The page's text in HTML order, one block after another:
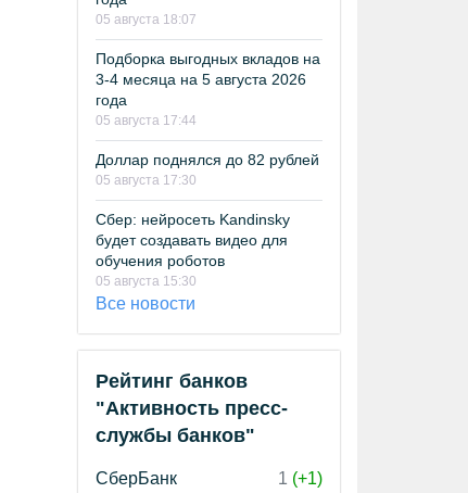
05 августа 18:07
Подборка выгодных вкладов на
3-4 месяца на 5 августа 2026
года
05 августа 17:44
Доллар поднялся до 82 рублей
05 августа 17:30
Сбер: нейросеть Kandinsky
будет создавать видео для
обучения роботов
05 августа 15:30
Все новости
Рейтинг банков
"Активность пресс-
службы банков"
СберБанк 1 (+1)